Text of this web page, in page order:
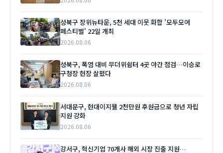
성북구 장위뉴타운, 5천 세대 이웃 화합 '모두모여
페스티벌' 22일 개최
2026.08.06
성북구, 폭염 대비 무더위쉼터 4곳 야간 점검…이승로
구청장 현장 살폈다
2026.08.06
서대문구, 현대이지웰 2천만원 후원금으로 청년 자립
지원 강화
2026.08.06
강서구, 혁신기업 70개사 해외 시장 진출 지원…